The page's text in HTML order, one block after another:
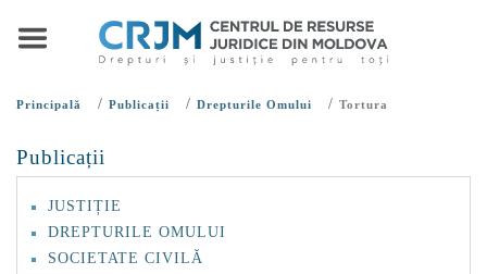
Principală / Publicații / Drepturile Omului / Tortura
Publicații
JUSTIȚIE
DREPTURILE OMULUI
SOCIETATE CIVILĂ